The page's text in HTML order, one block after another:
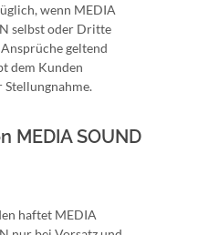
wenn MEDIA
selbst oder Dritte
geltend
dem Kunden
Stellungnahme.
MEDIA SOUND
haftet MEDIA